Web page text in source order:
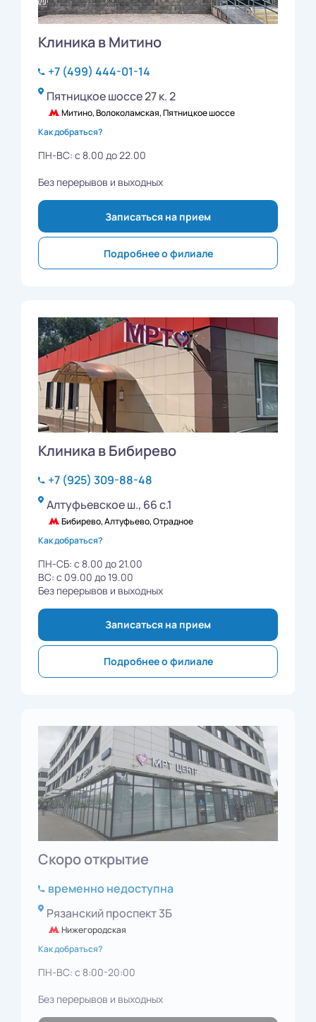
Клиника в Митино
+7 (499) 444-01-14
Пятницкое шоссе 27 к. 2
Митино, Волоколамская, Пятницкое шоссе
Как добраться?
ПН-ВС: с 8.00 до 22.00
Без перерывов и выходных
Записаться на прием
Подробнее о филиале
Клиника в Бибирево
+7 (925) 309-88-48
Алтуфьевское ш., 66 с.1
Бибирево, Алтуфьево, Отрадное
Как добраться?
ПН-СБ: с 8.00 до 21.00
ВС: с 09.00 до 19.00
Без перерывов и выходных
Записаться на прием
Подробнее о филиале
Скоро открытие
временно недоступна
Рязанский проспект 3Б
Нижегородская
Как добраться?
ПН-ВС: с 8:00-20:00
Без перерывов и выходных